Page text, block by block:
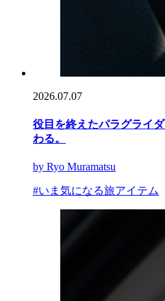
2026.07.07
役目を終えたパラグライ
わる。
by Ryo Muramatsu
#いま気になる旅アイテム